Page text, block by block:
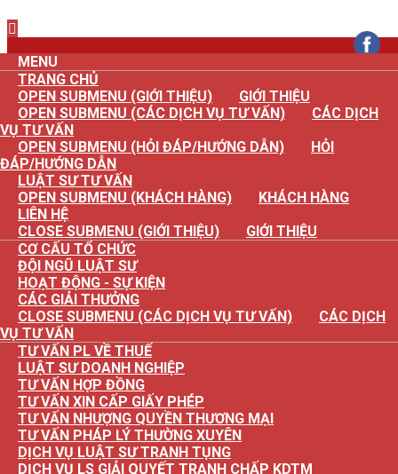
MENU
TRANG CHỦ
OPEN SUBMENU (GIỚI THIỆU)
GIỚI THIỆU
OPEN SUBMENU (CÁC DỊCH VỤ TƯ VẤN)
CÁC DỊCH
VỤ TƯ VẤN
OPEN SUBMENU (HỎI ĐÁP/HƯỚNG DẪN)
HỎI
ĐÁP/HƯỚNG DẪN
LUẬT SƯ TƯ VẤN
OPEN SUBMENU (KHÁCH HÀNG)
KHÁCH HÀNG
LIÊN HỆ
CLOSE SUBMENU (GIỚI THIỆU)
GIỚI THIỆU
CƠ CẤU TỔ CHỨC
ĐỘI NGŨ LUẬT SƯ
HOẠT ĐỘNG - SỰ KIỆN
CÁC GIẢI THƯỞNG
CLOSE SUBMENU (CÁC DỊCH VỤ TƯ VẤN)
CÁC DỊCH
VỤ TƯ VẤN
TƯ VẤN PL VỀ THUẾ
LUẬT SƯ DOANH NGHIỆP
TƯ VẤN HỢP ĐỒNG
TƯ VẤN XIN CẤP GIẤY PHÉP
TƯ VẤN NHƯỢNG QUYỀN THƯƠNG MẠI
TƯ VẤN PHÁP LÝ THƯỜNG XUYÊN
DỊCH VỤ LUẬT SƯ TRANH TỤNG
DỊCH VỤ LS GIẢI QUYẾT TRANH CHẤP KDTM